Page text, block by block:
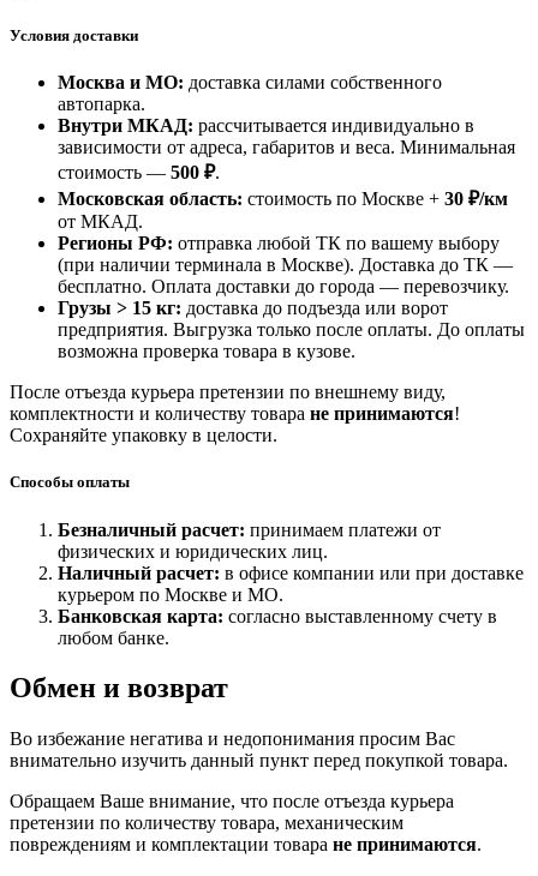
Условия доставки
Москва и МО: доставка силами собственного
автопарка.
Внутри МКАД: рассчитывается индивидуально в
зависимости от адреса, габаритов и веса. Минимальная
стоимость — 500 ₽.
Московская область: стоимость по Москве + 30 ₽/км
от МКАД.
Регионы РФ: отправка любой ТК по вашему выбору
(при наличии терминала в Москве). Доставка до ТК —
бесплатно. Оплата доставки до города — перевозчику.
Грузы > 15 кг: доставка до подъезда или ворот
предприятия. Выгрузка только после оплаты. До оплаты
возможна проверка товара в кузове.
После отъезда курьера претензии по внешнему виду,
комплектности и количеству товара не принимаются!
Сохраняйте упаковку в целости.
Способы оплаты
Безналичный расчет: принимаем платежи от
физических и юридических лиц.
Наличный расчет: в офисе компании или при доставке
курьером по Москве и МО.
Банковская карта: согласно выставленному счету в
любом банке.
Обмен и возврат
Во избежание негатива и недопонимания просим Вас
внимательно изучить данный пункт перед покупкой товара.
Обращаем Ваше внимание, что после отъезда курьера
претензии по количеству товара, механическим
повреждениям и комплектации товара не принимаются.